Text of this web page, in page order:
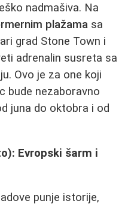
nadmašiva. Na
plažama sa
grad Stone Town i
adrenalin susreta sa
Ovo je za one koji
bude nezaboravno
juna do oktobra i od
Evropski šarm i
punje istorije,